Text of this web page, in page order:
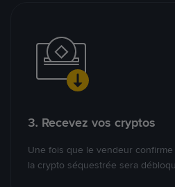
3. Recevez vos cryptos
Une fois que le vendeur confirme
la crypto séquestrée sera